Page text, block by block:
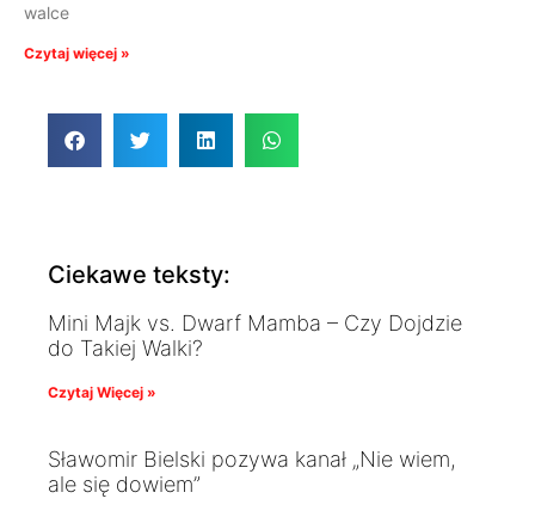
walce
Czytaj więcej »
Ciekawe teksty:
Mini Majk vs. Dwarf Mamba – Czy Dojdzie
do Takiej Walki?
Czytaj Więcej »
Sławomir Bielski pozywa kanał „Nie wiem,
ale się dowiem”